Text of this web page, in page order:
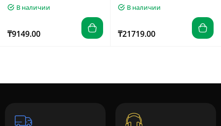
В наличии
₸9149.00
В наличии
₸21719.00